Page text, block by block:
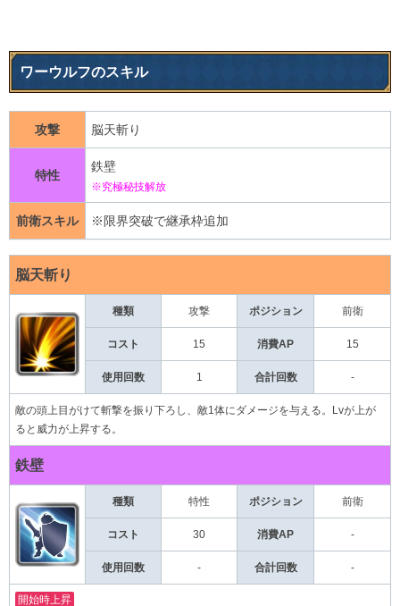
ワーウルフのスキル
攻撃 脳天斬り
特性
鉄壁
※究極秘技解放
前衛スキル ※限界突破で継承枠追加
脳天斬り
種類 攻撃 ポジション 前衛
コスト 15 消費AP 15
使用回数 1 合計回数 -
敵の頭上目がけて斬撃を振り下ろし、敵1体にダメージを与える。Lvが上が
ると威力が上昇する。
鉄壁
種類 特性 ポジション 前衛
コスト 30 消費AP -
使用回数 - 合計回数 -
開始時上昇